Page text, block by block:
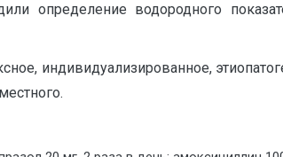
определение водородного
индивидуализированное,